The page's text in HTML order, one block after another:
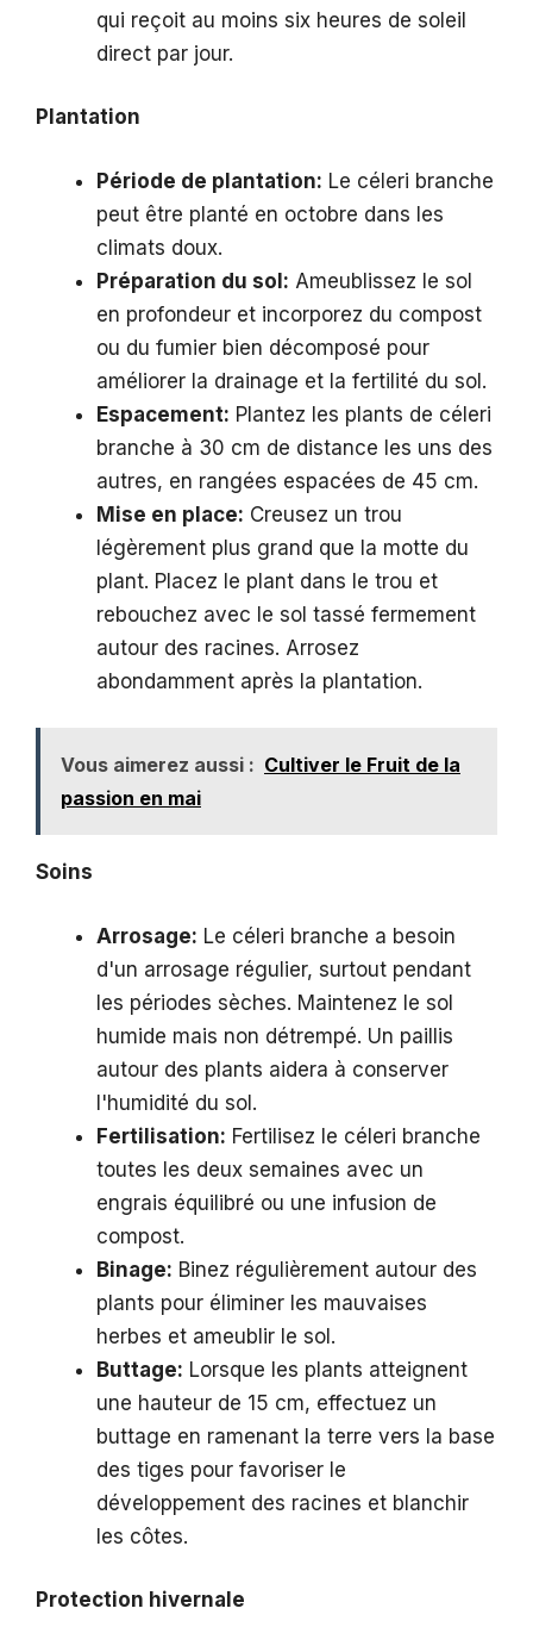
qui reçoit au moins six heures de soleil
direct par jour.
Plantation
Période de plantation: Le céleri branche
peut être planté en octobre dans les
climats doux.
Préparation du sol: Ameublissez le sol
en profondeur et incorporez du compost
ou du fumier bien décomposé pour
améliorer la drainage et la fertilité du sol.
Espacement: Plantez les plants de céleri
branche à 30 cm de distance les uns des
autres, en rangées espacées de 45 cm.
Mise en place: Creusez un trou
légèrement plus grand que la motte du
plant. Placez le plant dans le trou et
rebouchez avec le sol tassé fermement
autour des racines. Arrosez
abondamment après la plantation.
Vous aimerez aussi : Cultiver le Fruit de la
passion en mai
Soins
Arrosage: Le céleri branche a besoin
d'un arrosage régulier, surtout pendant
les périodes sèches. Maintenez le sol
humide mais non détrempé. Un paillis
autour des plants aidera à conserver
l'humidité du sol.
Fertilisation: Fertilisez le céleri branche
toutes les deux semaines avec un
engrais équilibré ou une infusion de
compost.
Binage: Binez régulièrement autour des
plants pour éliminer les mauvaises
herbes et ameublir le sol.
Buttage: Lorsque les plants atteignent
une hauteur de 15 cm, effectuez un
buttage en ramenant la terre vers la base
des tiges pour favoriser le
développement des racines et blanchir
les côtes.
Protection hivernale